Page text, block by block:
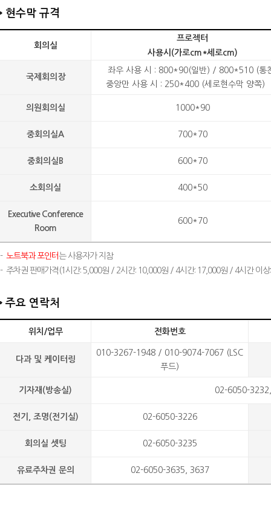
현수막 규격
회의실
프로젝터
사용시(가로cm*세로cm)
국제회의장
좌우 사용 시 : 800*90(일반) / 800*510 (통
중앙만 사용 시 : 250*400 (세로현수막 양
의원회의실 1000*90
중회의실A 700*70
중회의실B 600*70
소회의실 400*50
Executive Conference
Room
600*70
- 노트북과 포인터는 사용자가 지참
- 주차권 판매가격(1시간: 5,000원 / 2시간: 10,000원 / 4시간: 17,000원 / 4시간 이
주요 연락처
위치/업무 전화번호
다과 및 케이터링
010-3267-1948 / 010-9074-7067 (LSC
푸드)
기자재(방송실) 02-6050-
전기, 조명(전기실) 02-6050-3226
회의실 셋팅 02-6050-3235
유료주차권 문의 02-6050-3635, 3637